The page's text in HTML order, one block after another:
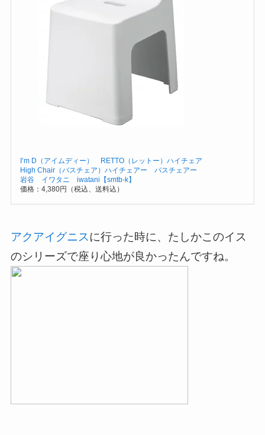
I’m D（アイムディー） RETTO（レットー）ハイチェア
High Chair（バスチェア）ハイチェアー バスチェアー
岩谷 イワタニ iwatani【smtb-k】
価格：4,380円（税込、送料込）
アクアイグニスに行った時に、たしかこのイス
のシリーズで座り心地が良かったんですね。